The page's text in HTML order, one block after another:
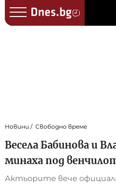
Новини Свободно време
Весела Бабинова и
минаха под
Актьорите вече